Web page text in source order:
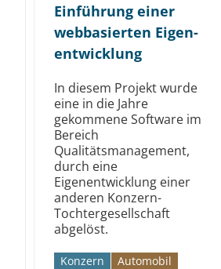
Einführung einer
webbasierten Eigen­
entwicklung
In diesem Projekt wurde
eine in die Jahre
gekommene Software im
Bereich
Qualitätsmanagement,
durch eine
Eigenentwicklung einer
anderen Konzern-
Tochtergesellschaft
abgelöst.
Konzern
Automobil­­